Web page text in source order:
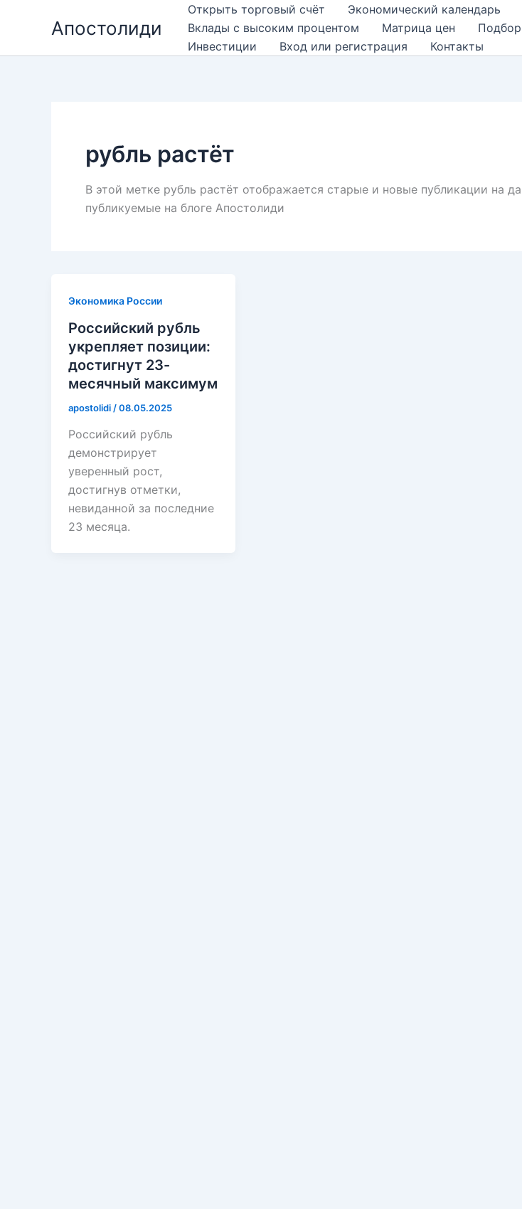
Апостолиди
Открыть торговый счёт Экономический календарь
Вклады с высоким процентом
Матрица цен
Инвестиции
Вход или регистрация Контакты
рубль растёт
В этой метке рубль растёт отображается старые и новые публикации на
публикуемые на блоге Апостолиди
Экономика России
Российский рубль
укрепляет позиции:
достигнут 23-
месячный максимум
apostolidi /08.05.2025
Российский рубль
демонстрирует
уверенный рост,
достигнув отметки,
невиданной за последние
23 месяца.